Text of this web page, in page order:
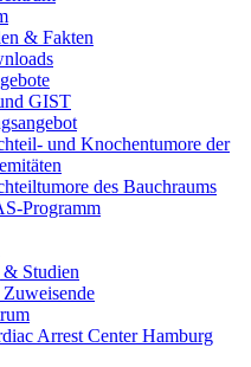
& Fakten
GIST
und Knochentumore der
des Bauchraums
Programm
Studien
Arrest Center Hamburg